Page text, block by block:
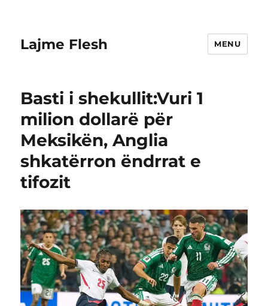
Lajme Flesh MENU
Basti i shekullit:Vuri 1
milion dollarë për
Meksikën, Anglia
shkatërron ëndrrat e
tifozit